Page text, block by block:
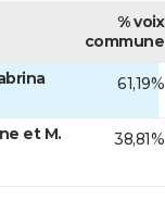
% voix
commune
61,19%
et M.
38,81%